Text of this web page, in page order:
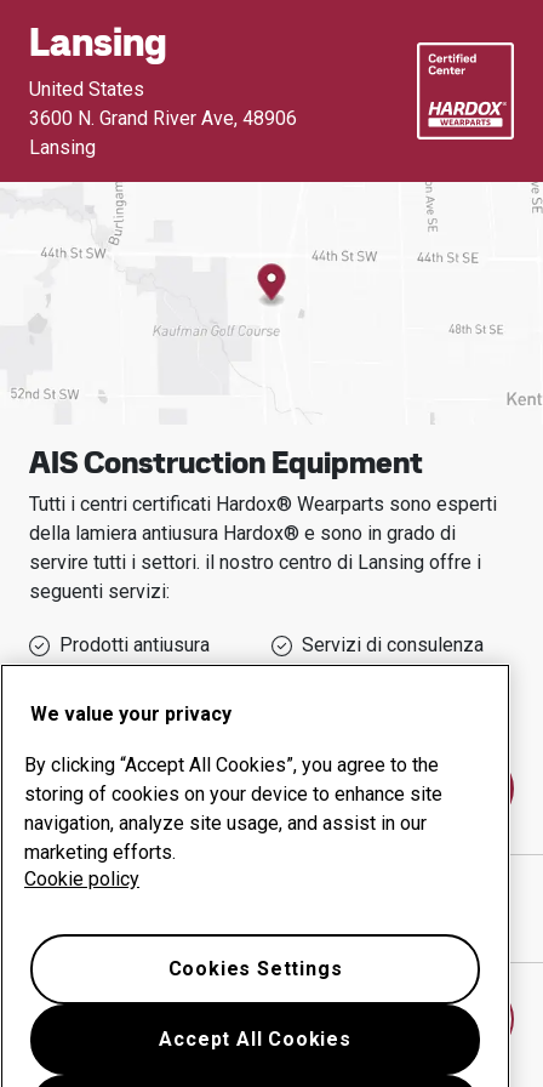
Lansing
United States
3600 N. Grand River Ave, 48906
Lansing
AIS Construction Equipment
Tutti i centri certificati Hardox® Wearparts sono esperti
della lamiera antiusura Hardox® e sono in grado di
servire tutti i settori. il nostro centro di Lansing offre i
seguenti servizi:
Prodotti antiusura
Servizi di consulenza
produttività
Contattaci
AIS Construction Equipment
We value your privacy
By clicking “Accept All Cookies”, you agree to the
storing of cookies on your device to enhance site
navigation, analyze site usage, and assist in our
marketing efforts.
Cookie policy
Accept All Cookies
Cookies Settings